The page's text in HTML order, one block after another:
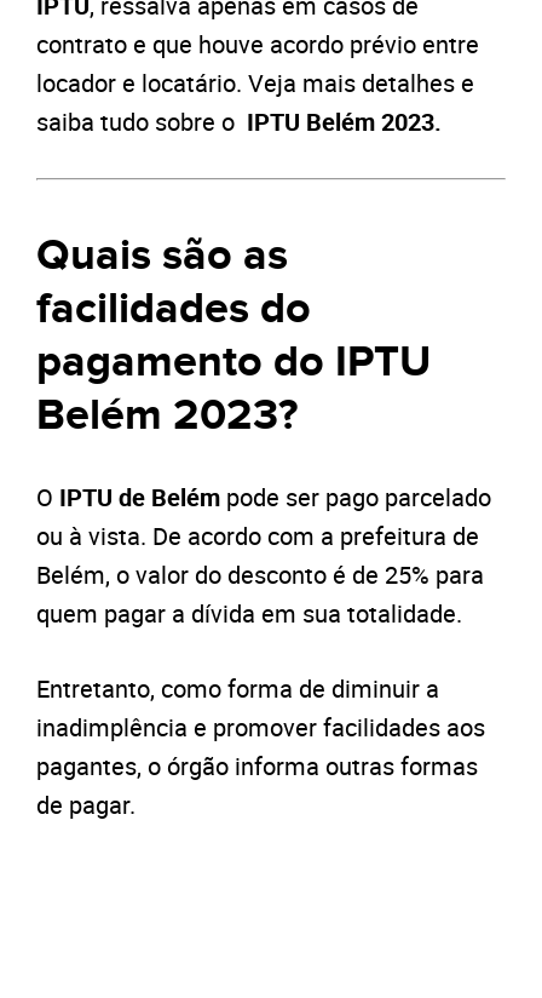
contrato e que houve acordo prévio entre
locador e locatário. Veja mais detalhes e
saiba tudo sobre o IPTU Belém 2023.
Quais são as
facilidades do
pagamento do IPTU
Belém 2023?
O IPTU de Belém pode ser pago parcelado
ou à vista. De acordo com a prefeitura de
Belém, o valor do desconto é de 25% para
quem pagar a dívida em sua totalidade.
Entretanto, como forma de diminuir a
inadimplência e promover facilidades aos
pagantes, o órgão informa outras formas
de pagar.